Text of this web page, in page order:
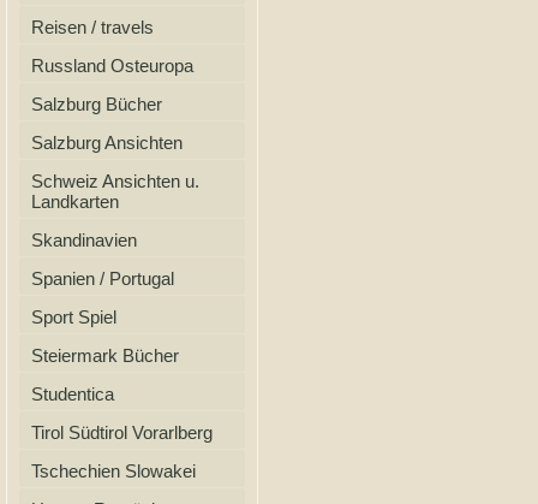
Reisen / travels
Russland Osteuropa
Salzburg Bücher
Salzburg Ansichten
Schweiz Ansichten u.
Landkarten
Skandinavien
Spanien / Portugal
Sport Spiel
Steiermark Bücher
Studentica
Tirol Südtirol Vorarlberg
Tschechien Slowakei